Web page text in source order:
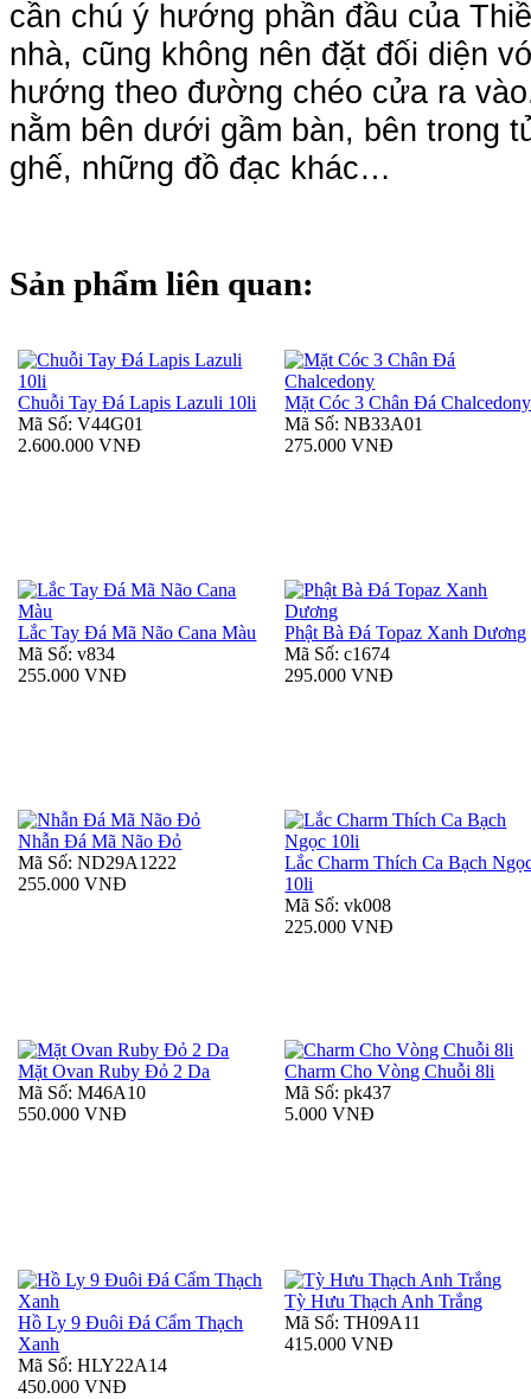
cần chú ý hướng phần đầu của
nhà, cũng không nên đặt đối diện
hướng theo đường chéo cửa ra
nằm bên dưới gầm bàn, bên trong
ghế, những đồ đạc khác…
Sản phẩm liên quan:
Chuỗi Tay Đá Lapis Lazuli 10li
Mã Số: V44G01
2.600.000 VNĐ
Mặt Cóc 3 Chân Đá Chalcedony
Mã Số: NB33A01
275.000 VNĐ
Lắc Tay Đá Mã Não Cana Màu
Mã Số: v834
255.000 VNĐ
Phật Bà Đá Topaz Xanh Dương
Mã Số: c1674
295.000 VNĐ
Nhẫn Đá Mã Não Đỏ
Mã Số: ND29A1222
255.000 VNĐ
Lắc Charm Thích Ca Bạch
10li
Mã Số: vk008
225.000 VNĐ
Mặt Ovan Ruby Đỏ 2 Da
Mã Số: M46A10
550.000 VNĐ
Charm Cho Vòng Chuỗi 8li
Mã Số: pk437
5.000 VNĐ
Hồ Ly 9 Đuôi Đá Cẩm Thạch
Xanh
Mã Số: HLY22A14
450.000 VNĐ
Tỳ Hưu Thạch Anh Trắng
Mã Số: TH09A11
415.000 VNĐ